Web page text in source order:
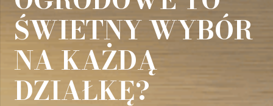
ŚWIETNY WYBÓR
NA KAŻDĄ
DZIAŁKĘ?